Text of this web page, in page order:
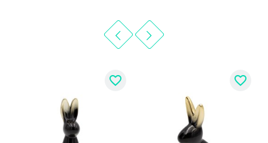
favorite_border favorite_border